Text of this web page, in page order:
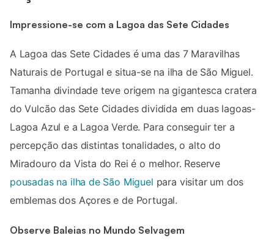
Impressione-se com a Lagoa das Sete Cidades
A Lagoa das Sete Cidades é uma das 7 Maravilhas
Naturais de Portugal e situa-se na ilha de São Miguel.
Tamanha divindade teve origem na gigantesca cratera
do Vulcão das Sete Cidades dividida em duas lagoas-
Lagoa Azul e a Lagoa Verde. Para conseguir ter a
percepção das distintas tonalidades, o alto do
Miradouro da Vista do Rei é o melhor. Reserve
pousadas na ilha de São Miguel para visitar um dos
emblemas dos Açores e de Portugal.
Observe Baleias no Mundo Selvagem